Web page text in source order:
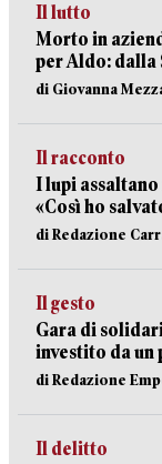
Il lutto
Morto in
per Aldo:
di Giovanna
Il racconto
I lupi
«Così ho
di Redazione
Il gesto
Gara di
investito da
di Redazione
Il delitto